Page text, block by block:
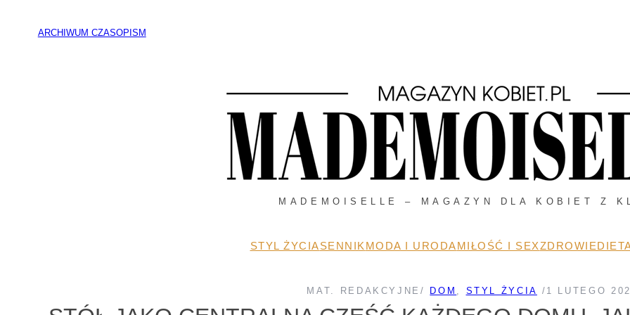
ARCHIWUM CZASOPISM
MADEMOISELLE – MAGAZYN DLA KOBIET Z
STYL ŻYCIASENNIK MODA I URODAMIŁOŚĆ I SEXZDROWIE
MAT. REDAKCYJNE/ DOM , STYL ŻYCIA / 1 LUTEGO